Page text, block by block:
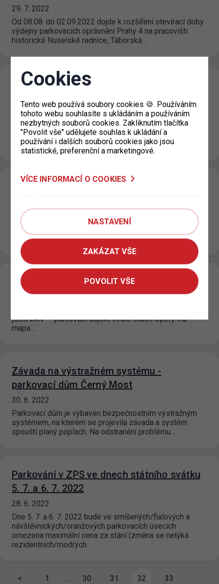
29. 7. 2022
Od 08.08. do 02.09.2022 dojde k rozšíření otevírací doby
výdejny parkovacích oprávnění Prahy 4 na pracovišti
historické Nuselské radnice, Táborská…
Dočasné uzavření výdejny KC Vozovna pro
19. 7. 2022
Upozorňujeme, že KC Vozovna, Za Žižkovskou vozovnou
2687/18 je pro žadatele o parkovací oprávnění v termínu
od 18.7. do 5.8.2022 dočasně uzavřeno. Pro…
parkovacího režimu II.
14. 7. 2022
Od 12. 07. 2022 je na P+R parkovištích Zličín 1; Zličín 2;
Černý Most 2 a Rajská Zahrada zaveden nový…
„GARÁŽE MUZEUM“
30. 6. 2022
„SLOVAN“ – parkovací objekt vedle Státní Opery viz
mapa.…
Závada na výstražném systému -
parkovací dům Černý Most
30. 6. 2022
Parkovací dům je vybaven bezpečnostním výstražným
systémem, na kterém se projevila závada a systém
spouští planý poplach. Na odstranění problému…
Parkování v ZPS ve dnech státního svátku
5. 7. a 6. 7. 2022
28. 6. 2022
Dne 5. 7. a 6. 7. 2022 bude ve smíšených/fialových a
návštěvnických/oranžových parkovacích úsecích
omezena maximální cena za stání (změna se netýká
rezidentních/modrých…
< 1 … 30 31 32 33
Cookies
Tento web používá soubory cookies 🍪. Používáním
tohoto webu souhlasíte s ukládáním a používáním
nezbytných souborů cookies. Zakliknutím tlačítka
"Povolit vše" udělujete souhlas k ukládání a
používání i dalších souborů cookies jako jsou
statistické, preferenční a marketingové.
VÍCE INFORMACÍ O COOKIES
NASTAVENÍ
ZAKÁZAT VŠE
POVOLIT VŠE